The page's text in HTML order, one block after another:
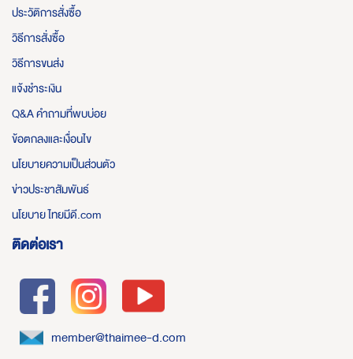
ประวัติการสั่งซื้อ
วิธีการสั่งซื้อ
วิธีการขนส่ง
แจ้งชำระเงิน
Q&A คำถามที่พบบ่อย
ข้อตกลงและเงื่อนไข
นโยบายความเป็นส่วนตัว
ข่าวประชาสัมพันธ์
นโยบาย ไทยมีดี.com
ติดต่อเรา
member@thaimee-d.com